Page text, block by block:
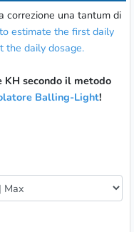
correzione una tantum di
estimate the first daily
the daily dosage.
KH secondo il metodo
Balling-Light!